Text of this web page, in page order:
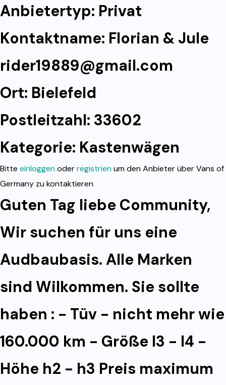
Anbietertyp: Privat
Kontaktname: Florian & Jule
rider19889@gmail.com
Ort: Bielefeld
Postleitzahl: 33602
Kategorie: Kastenwägen
Bitte einloggenoderregistrienum den Anbieter über Vans of
Germany zu kontaktieren
Guten Tag liebe Community,
Wir suchen für uns eine
Audbaubasis. Alle Marken
sind Wilkommen. Sie sollte
haben : - Tüv - nicht mehr wie
160.000 km - Größe l3 - l4 -
Höhe h2 - h3 Preis maximum